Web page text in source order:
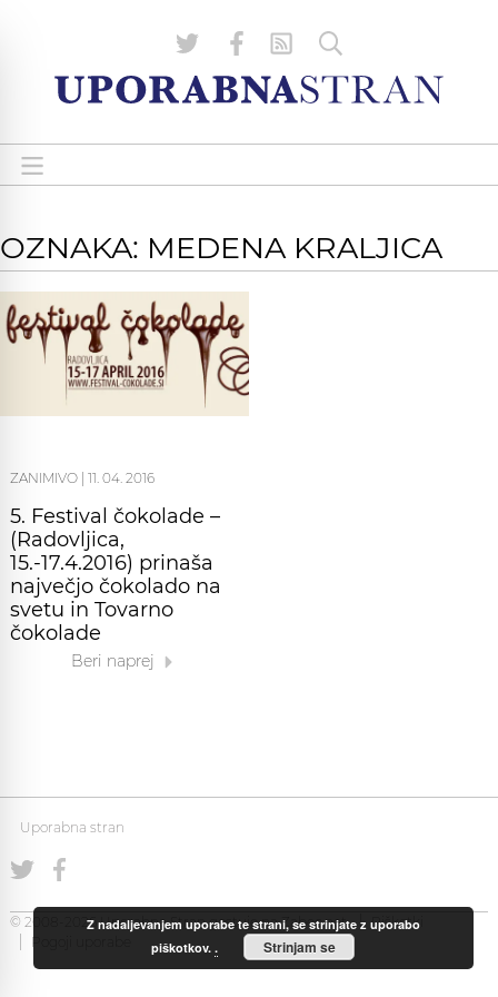
OZNAKA: MEDENA KRALJICA
ZANIMIVO 11. 04. 2016
5. Festival čokolade –
(Radovljica,
15.-17.4.2016) prinaša
največjo čokolado na
svetu in Tovarno
čokolade
Beri naprej
Uporabna stran
© 2008-2026 Uporabna Stran gostuje naZabec.net
Piškotki
Pogoji uporabe
Z nadaljevanjem uporabe te strani, se strinjate z uporabo
piškotkov.. Strinjam se